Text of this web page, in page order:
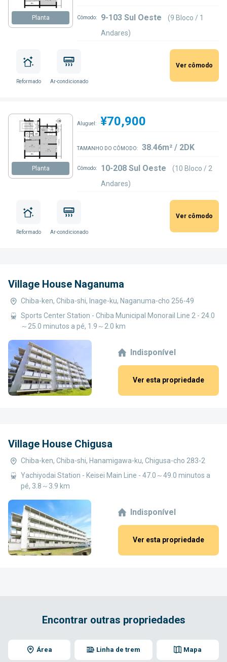
Planta Cômodo: 9-103 Sul Oeste
(9 Bloco / 1
Andares)
Reformado Ar-condicionado
Ver cômodo
Planta
Aluguel: ¥70,900
TAMANHO DO CÔMODO: 38.46m² / 2DK
Cômodo: 10-208 Sul Oeste
(10 Bloco / 2
Andares)
Reformado Ar-condicionado
Ver cômodo
Village House Naganuma
Chiba-ken, Chiba-shi, Inage-ku, Naganuma-cho 256-49
Sports Center Station - Chiba Municipal Monorail Line 2 - 24.0
～25.0 minutos a pé, 1.9～2.0 km
Indisponível
Ver esta propriedade
Village House Chigusa
Chiba-ken, Chiba-shi, Hanamigawa-ku, Chigusa-cho 283-2
Yachiyodai Station - Keisei Main Line - 47.0～49.0 minutos a
pé, 3.8～3.9 km
Indisponível
Ver esta propriedade
Encontrar outras propriedades
Área Mapa
Linha de trem